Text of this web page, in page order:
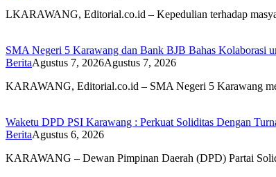
LKARAWANG, Editorial.co.id – Kepedulian terhadap
SMA Negeri 5 Karawang dan Bank BJB Bahas Kolaborasi
BeritaAgustus 7, 2026Agustus 7, 2026
KARAWANG, Editorial.co.id – SMA Negeri 5 Karawang
Waketu DPD PSI Karawang : Perkuat Soliditas Dengan
BeritaAgustus 6, 2026
KARAWANG – Dewan Pimpinan Daerah (DPD) Partai